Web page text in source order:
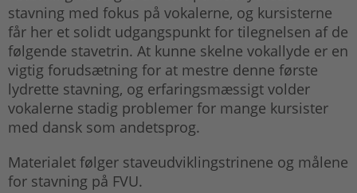
stavning med fokus på vokalerne, og kursisterne
får her et solidt udgangspunkt for tilegnelsen af de
følgende stavetrin. At kunne skelne vokallyde er en
vigtig forudsætning for at mestre denne første
lydrette stavning, og erfaringsmæssigt volder
vokalerne stadig problemer for mange kursister
med dansk som andetsprog.
Materialet følger staveudviklingstrinene og målene
for stavning på FVU.